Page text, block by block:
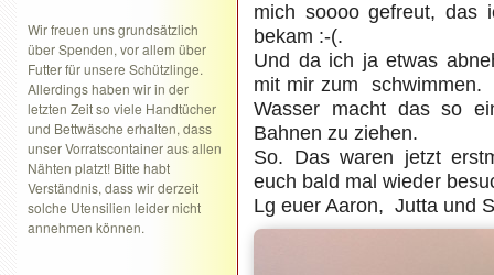
Wir freuen uns grundsätzlich
über Spenden, vor allem über
Futter für unsere Schützlinge.
Allerdings haben wir in der
letzten Zeit so viele Handtücher
und Bettwäsche erhalten, dass
unser Vorratscontainer aus allen
Nähten platzt! Bitte habt
Verständnis, dass wir derzeit
solche Utensilien leider nicht
annehmen können.
mich soooo gefreut, das
bekam :-(.
Und da ich ja etwas
mit mir zum schwimmen.
Wasser macht das so
Bahnen zu ziehen.
So. Das waren jetzt
euch bald mal wieder
Lg euer Aaron, Jutta und